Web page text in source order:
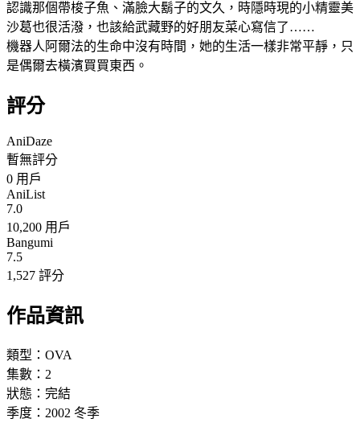
認識那個帶梭子魚、滿臉大鬍子的文久，時隱時現的小精靈美
沙葛也很活潑，也該給武藏野的好朋友菜心寫信了……
機器人阿爾法的生命中沒有時間，她的生活一樣非常平靜，只
是偶爾去橫濱買買東西。
評分
AniDaze
暫無評分
0 用戶
AniList
7.0
10,200 用戶
Bangumi
7.5
1,527 評分
作品資訊
類型： OVA
集數： 2
狀態： 完結
季度： 2002 冬季